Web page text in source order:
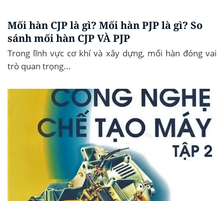
Mối hàn CJP là gì? Mối hàn PJP là gì? So
sánh mối hàn CJP VÀ PJP
Trong lĩnh vực cơ khí và xây dựng, mối hàn đóng vai
trò quan trọng...